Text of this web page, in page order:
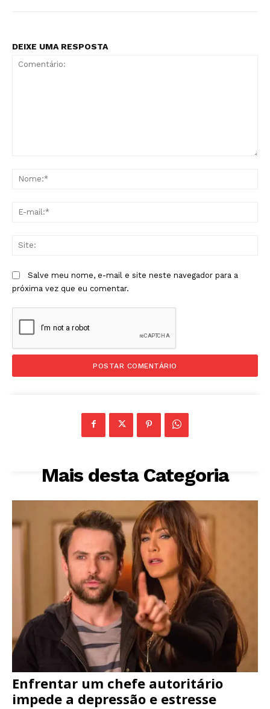
DEIXE UMA RESPOSTA
Salve meu nome, e-mail e site neste navegador para a
próxima vez que eu comentar.
Mais desta Categoria
Enfrentar um chefe autoritário
impede a depressão e estresse